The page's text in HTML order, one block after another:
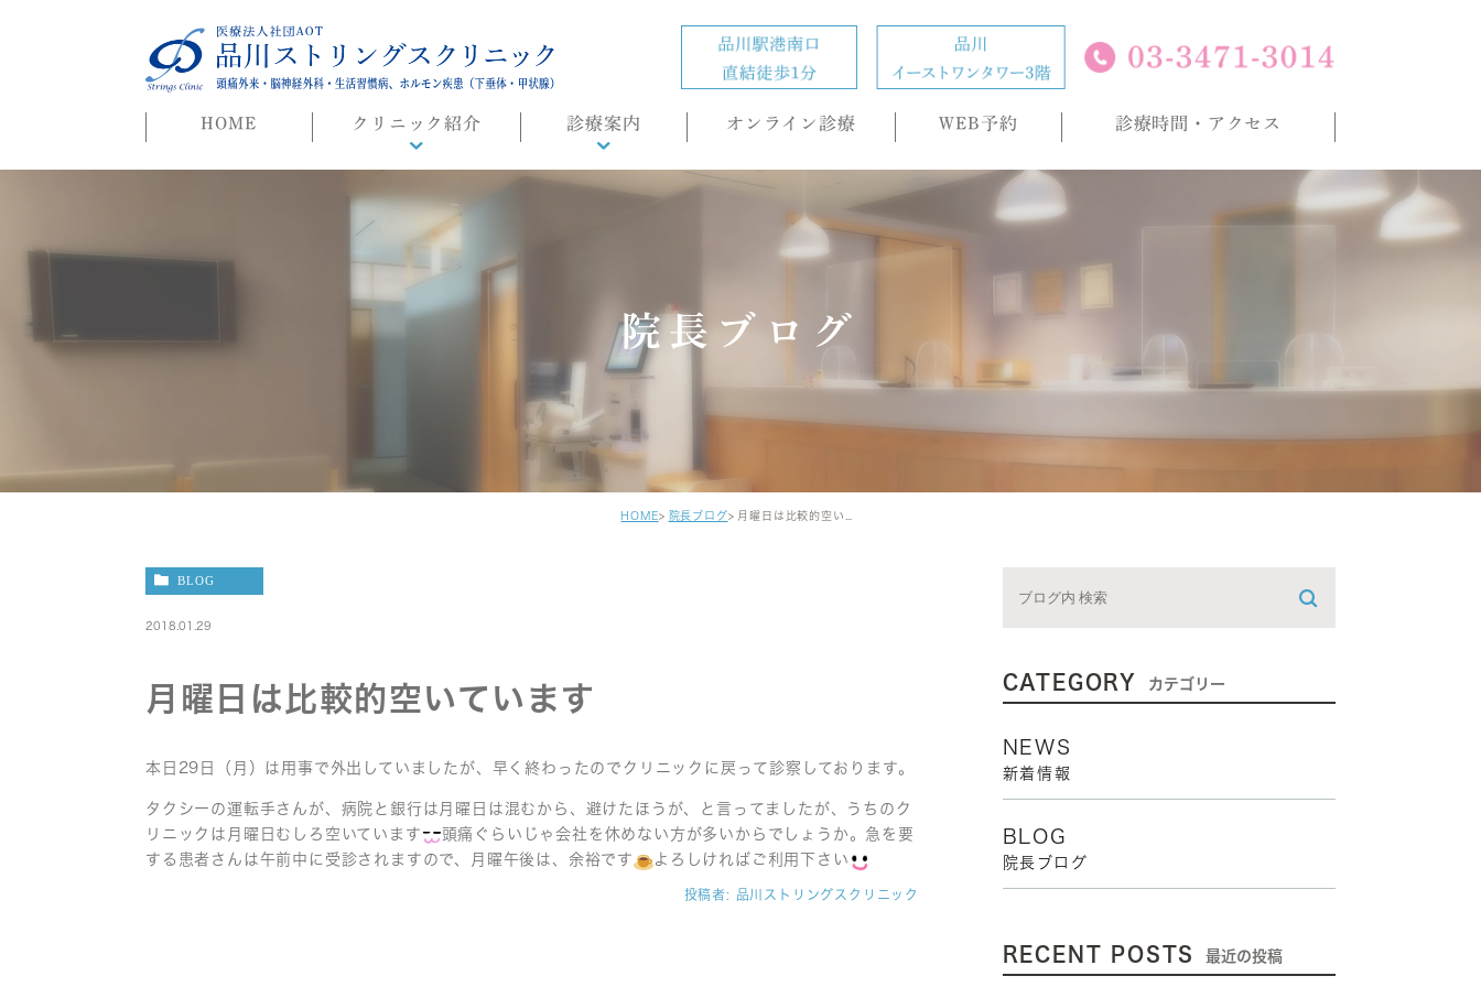
HOME クリニック紹介
院長ごあいさつ
迷惑行為に対する当院の
診療案内
診療概要
肥満症(ダイエット)外来
内科・生活習慣病
睡眠時無呼吸症候群
（SAS）/CPAP治療
もの忘れ(認知症)外来
セカンドオピニオン
オンライン診療 WEB予約 診療時間・アクセス
院長ブログ
HOME 院長ブログ
BLOG
2018.01.29
月曜日は比較的空いています
本日29日（月）は用事で外出していましたが、早く終わったのでクリニックに戻って診察しております。
タクシーの運転手さんが、病院と銀行は月曜日は混むから、避けたほうが、と言ってましたが、うちのク
リニックは月曜日むしろ空いています
頭痛ぐらいじゃ会社を休めない方が多いからでしょうか。急を要
する患者さんは午前中に受診されますので、月曜午後は、余裕です
よろしければご利用下さい
投稿者: 品川ストリングスクリニック
CATEGORY カテゴリー
NEWS
新着情報
BLOG
院長ブログ
RECENT POSTS 最近の投稿